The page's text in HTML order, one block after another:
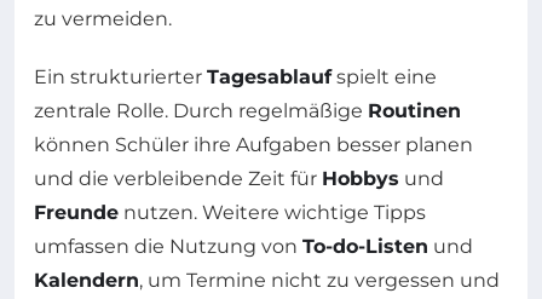
zu vermeiden.
Ein strukturierter Tagesablaufspielt eine
zentrale Rolle. Durch regelmäßige Routinen
können Schüler ihre Aufgaben besser planen
und die verbleibende Zeit für Hobbys und
Freunde nutzen. Weitere wichtige Tipps
umfassen die Nutzung von To-do-Listen und
Kalendern, um Termine nicht zu vergessen und